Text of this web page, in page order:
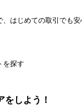
はじめての取引でも
を探す
をしよう！